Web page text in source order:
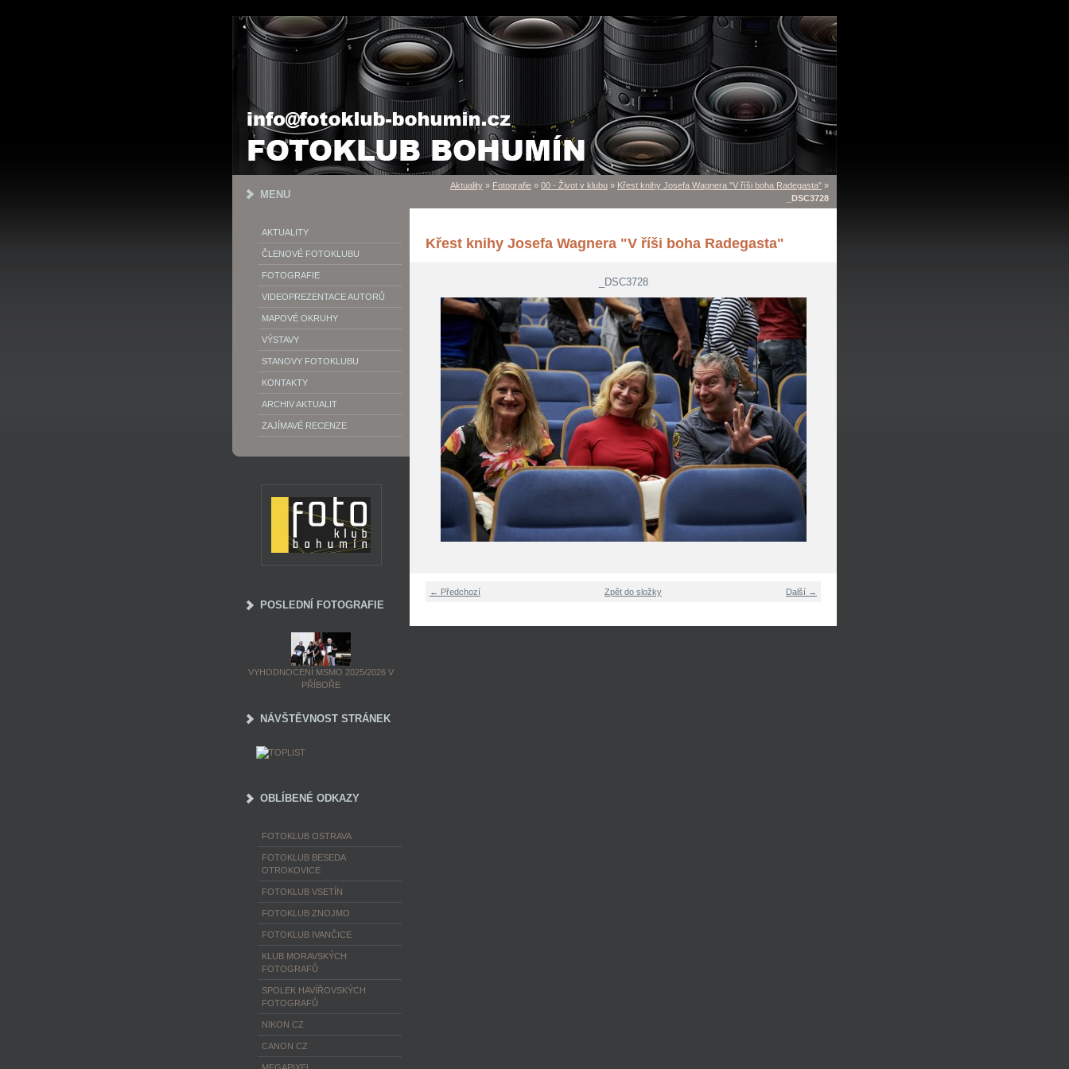
MENU
AKTUALITY
ČLENOVÉ FOTOKLUBU
FOTOGRAFIE
VIDEOPREZENTACE AUTORŮ
MAPOVÉ OKRUHY
VÝSTAVY
STANOVY FOTOKLUBU
KONTAKTY
ARCHIV AKTUALIT
ZAJÍMAVÉ RECENZE
POSLEDNÍ FOTOGRAFIE
VYHODNOCENÍ MSMO 2025/2026 V
PŘÍBOŘE
NÁVŠTĚVNOST STRÁNEK
OBLÍBENÉ ODKAZY
FOTOKLUB OSTRAVA
FOTOKLUB BESEDA
OTROKOVICE
FOTOKLUB VSETÍN
FOTOKLUB ZNOJMO
FOTOKLUB IVANČICE
KLUB MORAVSKÝCH
FOTOGRAFŮ
SPOLEK HAVÍŘOVSKÝCH
FOTOGRAFŮ
NIKON CZ
CANON CZ
Aktuality » Fotografie » 00 - Život v klubu » Křest knihy Josefa Wagnera "V říši boha Radegasta" »
_DSC3728
Křest knihy Josefa Wagnera "V říši boha Radegasta"
_DSC3728
← Předchozí Další →
Zpět do složky